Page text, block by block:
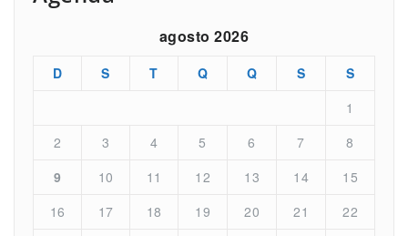
agosto 2026
D S T Q Q S
S
1
2
3 4 5 6 7
8
9
10 11 12 13 14
15
16
17 18 19 20 21
22